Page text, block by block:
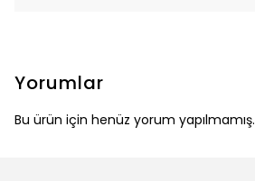
Yorumlar
Bu ürün için henüz yorum yapılmamış.